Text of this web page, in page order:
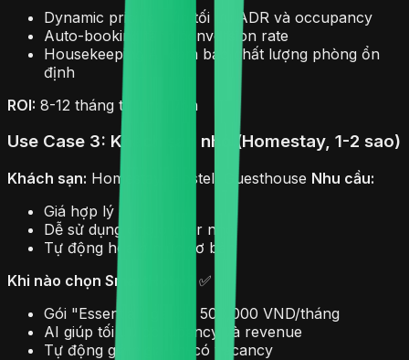
Dynamic pricing giúp tối ưu ADR và occupancy
Auto-booking tăng conversion rate
Housekeeping AI đảm bảo chất lượng phòng ổn
định
ROI: 8-12 tháng thu hồi vốn
Use Case 3: Khách sạn nhỏ (Homestay, 1-2 sao)
Khách sạn: Homestay, Hostel, Guesthouse Nhu cầu:
Giá hợp lý
Dễ sử dụng cho owner nhỏ
Tự động hóa ở mức cơ bản
Khi nào chọn SmartHotel?
✅
Gói "Essential" giá chỉ 500,000 VND/tháng
AI giúp tối ưu occupancy và revenue
Tự động giảm giá khi có vacancy